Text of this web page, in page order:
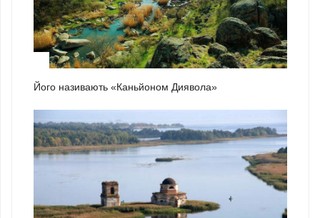
Його називають «Каньйоном Диявола»